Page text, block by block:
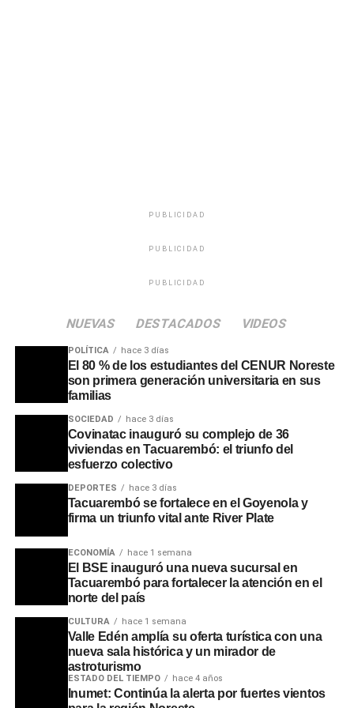
Asimismo, se recordaron las intervenciones que realizaba
en pleno apogeo de sus bailes multitudinarios, cuando
pausaba la música para brindar mensajes de
concientización a los jóvenes sobre la educación, la
PUBLICIDAD
PUBLICIDAD
PUBLICIDAD
NUEVAS DESTACADOS VIDEOS
POLÍTICA hace 3 días
El 80 % de los estudiantes del CENUR Noreste
son primera generación universitaria en sus
familias
SOCIEDAD hace 3 días
Covinatac inauguró su complejo de 36
viviendas en Tacuarembó: el triunfo del
esfuerzo colectivo
DEPORTES hace 3 días
Tacuarembó se fortalece en el Goyenola y
firma un triunfo vital ante River Plate
ECONOMÍA hace 1 semana
El BSE inauguró una nueva sucursal en
Tacuarembó para fortalecer la atención en el
norte del país
CULTURA hace 1 semana
Valle Edén amplía su oferta turística con una
nueva sala histórica y un mirador de
astroturismo
ESTADO DEL TIEMPO hace 4 años
Inumet: Continúa la alerta por fuertes vientos